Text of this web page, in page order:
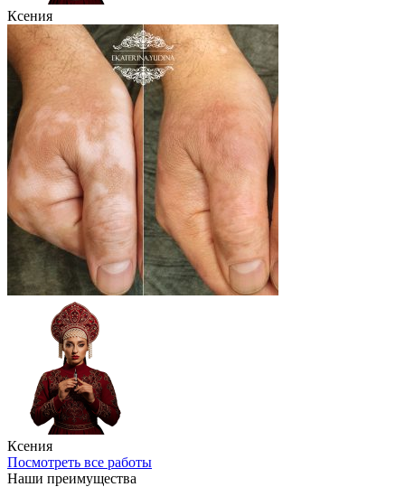
Ксения
Ксения
Посмотреть все работы
Наши преимущества